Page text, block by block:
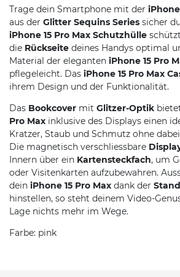
Trage dein Smartphone mit der
aus der Glitter Sequins Series sicher
iPhone 15 Pro Max Schutzhülle
die Rückseite deines Handys optimal
Material der eleganten iPhone 15 Pro
pflegeleicht. Das iPhone 15 Pro Max
ihrem Design und der Funktionalität.
Das Bookcover mit Glitzer-Optik
Pro Max inklusive des Displays einen
Kratzer, Staub und Schmutz ohne
Die magnetisch verschliessbare
Innern über ein Kartensteckfach, um
oder Visitenkarten aufzubewahren.
dein iPhone 15 Pro Max dank der
hinstellen, so steht deinem Video-
Lage nichts mehr im Wege.
Farbe: pink